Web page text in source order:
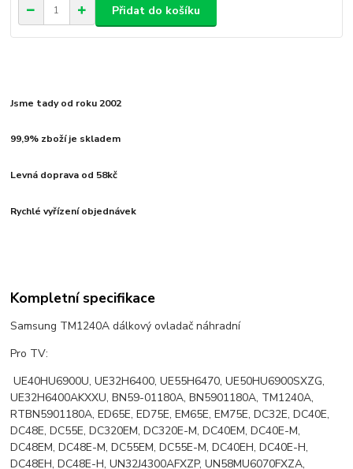
Přidat do košíku
Jsme tady od roku 2002
99,9% zboží je skladem
Levná doprava od 58kč
Rychlé vyřízení objednávek
Kompletní specifikace
Samsung TM1240A dálkový ovladač náhradní
Pro TV:
UE40HU6900U, UE32H6400, UE55H6470, UE50HU6900SXZG,
UE32H6400AKXXU, BN59-01180A, BN5901180A, TM1240A,
RTBN5901180A, ED65E, ED75E, EM65E, EM75E, DC32E, DC40E,
DC48E, DC55E, DC320EM, DC320E-M, DC40EM, DC40E-M,
DC48EM, DC48E-M, DC55EM, DC55E-M, DC40EH, DC40E-H,
DC48EH, DC48E-H, UN32J4300AFXZP, UN58MU6070FXZA,